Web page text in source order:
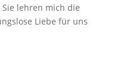
lehren mich die
Liebe für uns